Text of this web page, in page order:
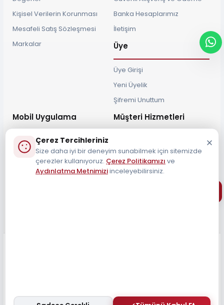
Kişisel Verilerin Korunması
Mesafeli Satış Sözleşmesi
Markalar
Banka Hesaplarımız
İletişim
Üye
Üye Girişi
Yeni Üyelik
Şifremi Unuttum
Mobil Uygulama Müşteri Hizmetleri
Müşteri Destek Hattı
Çerez Tercihleriniz
Size daha iyi bir deneyim sunabilmek için sitemizde
çerezler kullanıyoruz. Çerez Politikamızı ve
Aydınlatma Metnimiziinceleyebilirsiniz.